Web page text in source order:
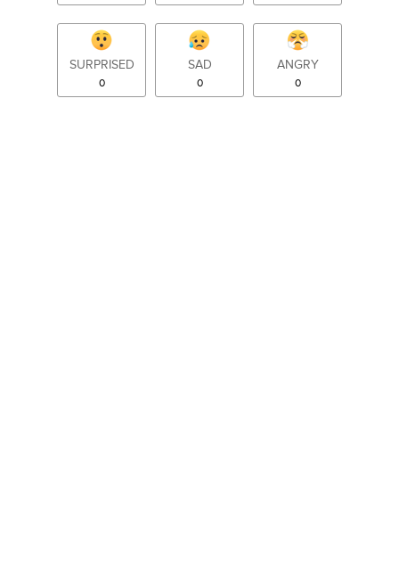
SURPRISED
0
SAD
0
ANGRY
0